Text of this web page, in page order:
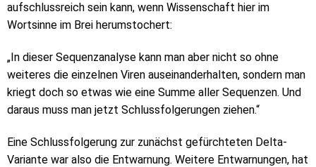
aufschlussreich sein kann, wenn Wissenschaft hier im
Wortsinne im Brei herumstochert:
„In dieser Sequenzanalyse kann man aber nicht so ohne
weiteres die einzelnen Viren auseinanderhalten, sondern man
kriegt doch so etwas wie eine Summe aller Sequenzen. Und
daraus muss man jetzt Schlussfolgerungen ziehen.“
Eine Schlussfolgerung zur zunächst gefürchteten Delta-
Variante war also die Entwarnung. Weitere Entwarnungen, hat